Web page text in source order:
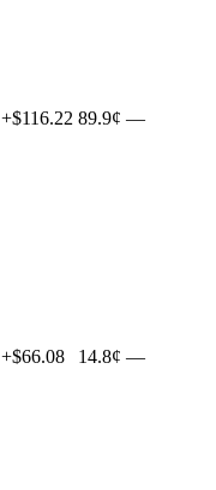
+$116.22 89.9¢ —
+$66.08 14.8¢ —